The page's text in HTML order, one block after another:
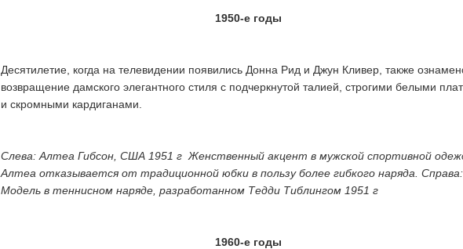
1950-е годы
Десятилетие, когда на телевидении появились Донна Рид и Джун Кливер, также
возвращение дамского элегантного стиля с подчеркнутой талией, строгими белыми
и скромными кардиганами.
Слева: Алтеа Гибсон, США 1951 г Женственный акцент в мужской спортивной
Алтеа отказывается от традиционной юбки в пользу более гибкого наряда. Справа:
Модель в теннисном наряде, разработанном Тедди Тиблингом 1951 г
1960-е годы